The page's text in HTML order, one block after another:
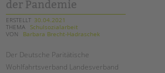
der Pandemie
ERSTELLT 30.04.2021
THEMA Schulsozialarbeit
VON
Barbara Brecht-Hadraschek
Der Deutsche Paritätische
Wohlfahrtsverband Landesverband